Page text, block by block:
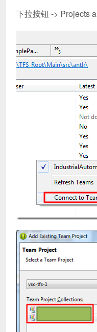
下拉按钮 -> Projects